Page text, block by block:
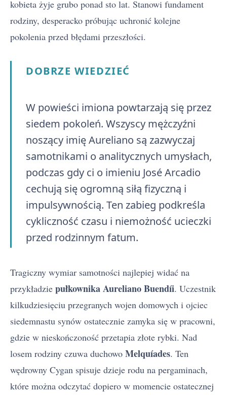
kobieta żyje grubo ponad sto lat. Stanowi fundament
rodziny, desperacko próbując uchronić kolejne
pokolenia przed błędami przeszłości.
DOBRZE WIEDZIEĆ
W powieści imiona powtarzają się przez
siedem pokoleń. Wszyscy mężczyźni
noszący imię Aureliano są zazwyczaj
samotnikami o analitycznych umysłach,
podczas gdy ci o imieniu José Arcadio
cechują się ogromną siłą fizyczną i
impulsywnością. Ten zabieg podkreśla
cykliczność czasu i niemożność ucieczki
przed rodzinnym fatum.
Tragiczny wymiar samotności najlepiej widać na
przykładzie pułkownika Aureliano Buendíi. Uczestnik
kilkudziesięciu przegranych wojen domowych i ojciec
siedemnastu synów ostatecznie zamyka się w pracowni,
gdzie w nieskończoność przetapia złote rybki. Nad
losem rodziny czuwa duchowo Melquíades. Ten
wędrowny Cygan spisuje dzieje rodu na pergaminach,
które można odczytać dopiero w momencie ostatecznej